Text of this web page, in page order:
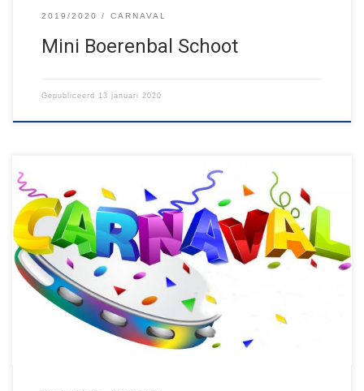
2019/2020 CARNAVAL
Mini Boerenbal Schoot
Gepubliceerd 13 januari 2020
Op vrijdag 1 maart trappen we met Jong Nederland de carnaval
af met het enige echte Jong Nederland carnavalsbal! Het begint
om 19:00u in de Reinder en duurt tot 20:30u. Hierna zal het bal
worden voortgezet door de Toeters en de Feestbeesten met de
eerste editie van het Festibal! Dit […]